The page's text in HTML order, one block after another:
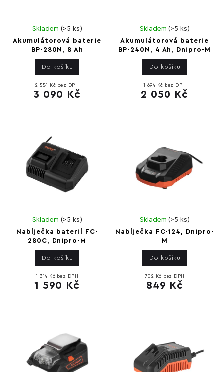
Akumulátorová baterie
BP-280N, 8 Ah
Skladem (>5 ks)
2 554 Kč bez DPH
3 090 Kč
Do košíku
Akumulátorová baterie
BP-240N, 4 Ah, Dnipro-M
Skladem (>5 ks)
1 694 Kč bez DPH
2 050 Kč
Do košíku
Nabíječka baterií FC-
280C, Dnipro-M
Skladem (>5 ks)
1 314 Kč bez DPH
1 590 Kč
Do košíku
Nabíječka FC-124, Dnipro-
M
Skladem (>5 ks)
702 Kč bez DPH
849 Kč
Do košíku